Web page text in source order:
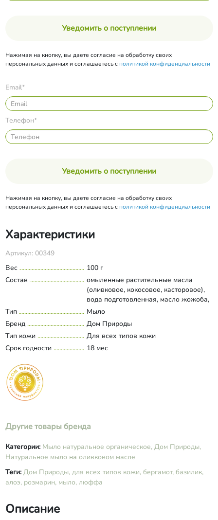
Уведомить о поступлении
Нажимая на кнопку, вы даете согласие на обработку своих
персональных данных и соглашаетесь с политикой конфиденциальности
Email*
Телефон*
Уведомить о поступлении
Нажимая на кнопку, вы даете согласие на обработку своих
персональных данных и соглашаетесь с политикой конфиденциальности
Характеристики
Артикул: 00349
Вес
100 г
Состав
омыленные растительные масла
(оливковое, кокосовое, касторовое),
вода подготовленная, масло жожоба,
сок алоэ, экстракт алоэ, эфирные
масла базилика, бергамота,
розмарина; молотая люффа,
хлорофиллин.
Развернуть состав
Тип
Мыло
Бренд
Дом Природы
Тип кожи
Для всех типов кожи
Срок годности
18 мес
Другие товары бренда
Категории: Мыло натуральное органическое, Дом Природы,
Натуральное мыло на оливковом масле
Теги: Дом Природы, для всех типов кожи, бергамот, базилик,
алоэ, розмарин, мыло, люффа
Описание